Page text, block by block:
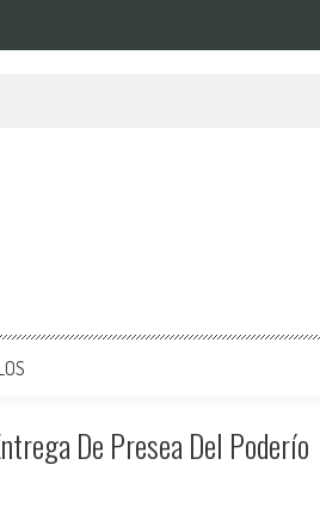
De Presea Del Poderío